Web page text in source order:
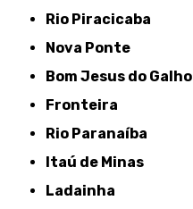
Rio Piracicaba
Nova Ponte
Bom Jesus do Galho
Fronteira
Rio Paranaíba
Itaú de Minas
Ladainha